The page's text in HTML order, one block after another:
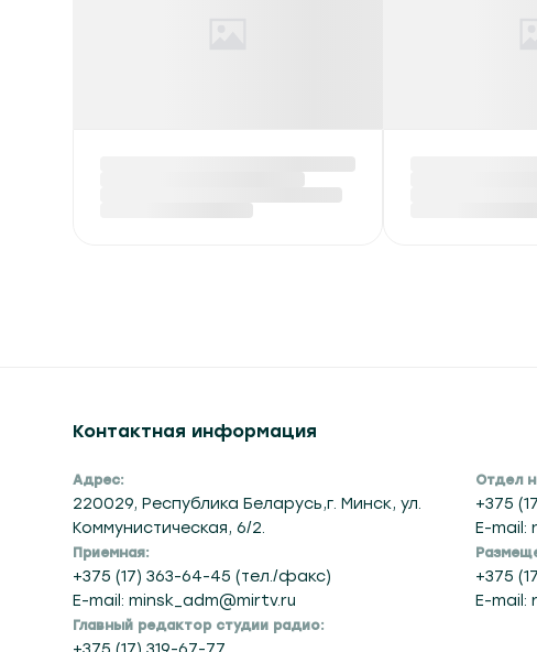
Красный уровень
опасности и до +40 °С
В
Контактная информация
Адрес:
220029, Республика Беларусь,г. Минск, ул.
Коммунистическая, 6/2.
Приемная:
+375 (17) 363-64-45 (тел./факс)
Отдел
+375
E-mail: